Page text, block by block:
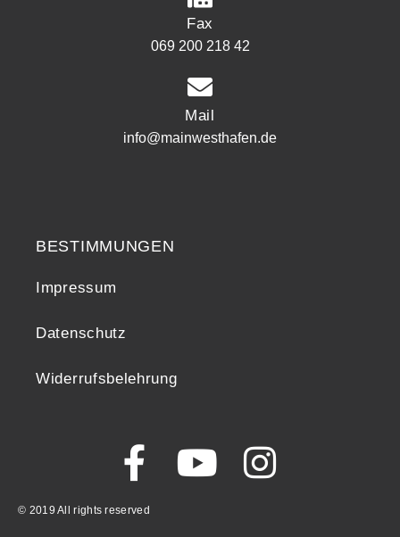
Fax
069 200 218 42
Mail
info@mainwesthafen.de
BESTIMMUNGEN
Impressum
Datenschutz
Widerrufsbelehrung
© 2019 All rights reserved